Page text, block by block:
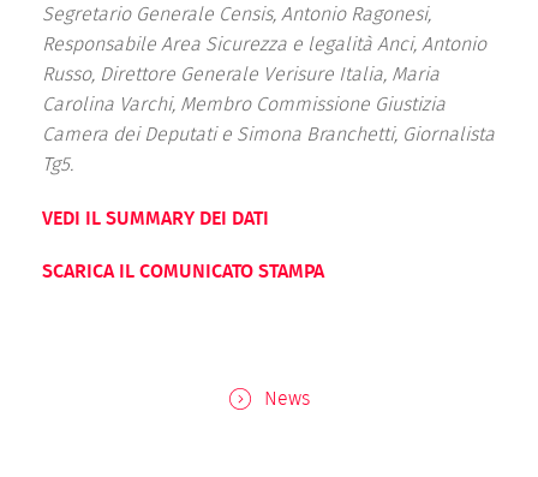
Segretario Generale Censis, Antonio Ragonesi,
Responsabile Area Sicurezza e legalità Anci, Antonio
Russo, Direttore Generale Verisure Italia, Maria
Carolina Varchi, Membro Commissione Giustizia
Camera dei Deputati e Simona Branchetti, Giornalista
Tg5.
VEDI IL SUMMARY DEI DATI
SCARICA IL COMUNICATO STAMPA
News